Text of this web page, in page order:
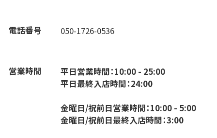
電話番号 050-1726-0536
営業時間
平日営業時間：10:00 - 25:00
平日最終入店時間：24:00
金曜日/祝前日営業時間：10:00 - 5:00
金曜日/祝前日最終入店時間：3:00